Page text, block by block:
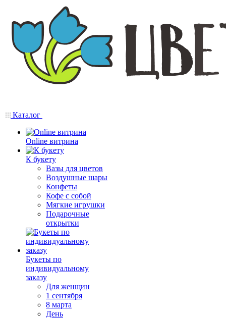
Каталог
Online витрина
К букету
Вазы для цветов
Воздушные шары
Конфеты
Кофе с собой
Мягкие игрушки
Подарочные
открытки
Букеты по
индивидуальному
заказу
Для женщин
1 сентября
8 марта
День